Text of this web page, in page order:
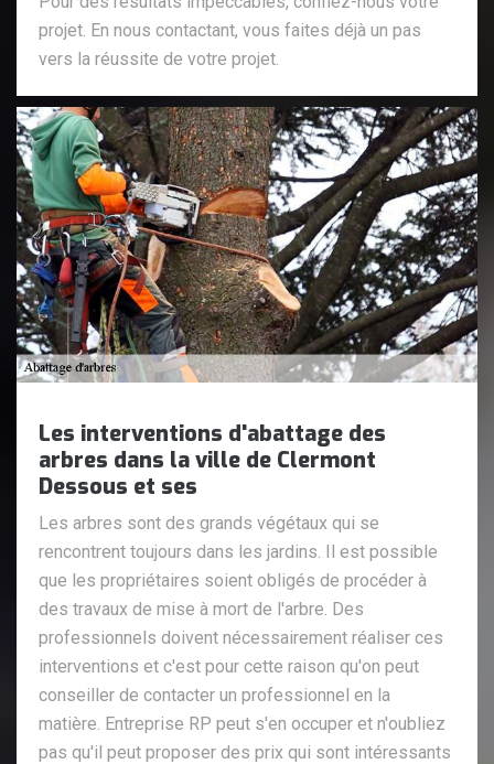
projet. En nous contactant, vous faites déjà un pas
vers la réussite de votre projet.
Les interventions d'abattage des
arbres dans la ville de Clermont
Dessous et ses
Les arbres sont des grands végétaux qui se
rencontrent toujours dans les jardins. Il est possible
que les propriétaires soient obligés de procéder à
des travaux de mise à mort de l'arbre. Des
professionnels doivent nécessairement réaliser ces
interventions et c'est pour cette raison qu'on peut
conseiller de contacter un professionnel en la
matière. Entreprise RP peut s'en occuper et n'oubliez
pas qu'il peut proposer des prix qui sont intéressants